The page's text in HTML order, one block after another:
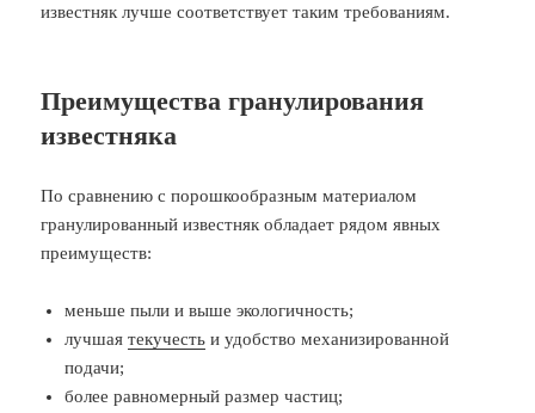
известняк лучше соответствует таким требованиям.
Преимущества гранулирования
известняка
По сравнению с порошкообразным материалом
гранулированный известняк обладает рядом явных
преимуществ:
меньше пыли и выше экологичность;
лучшаятекучесть и удобство механизированной
подачи;
более равномерный размер частиц;